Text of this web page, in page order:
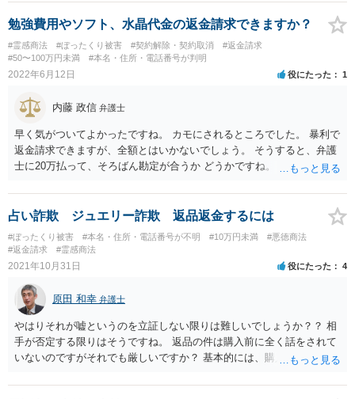
勉強費用やソフト、水晶代金の返金請求できますか？
#霊感商法 #ぼったくり被害 #契約解除・契約取消
#返金請求
#50〜100万円未満
#本名・住所・電話番号が判明
2022年6月12日 役にたった 1
内藤 政信 弁護士
早く気がついてよかったですね。 カモにされるところでした。 暴利で
返金請求できますが、全額とはいかないでしょう。 そうすると、弁護
士に20万払って、そろばん勘定が合うか どうかですね。 一度、低価格
占い詐欺 ジュエリー詐欺 返品返金するには
#ぼったくり被害 #本名・住所・電話番号が不明 #10万円未満
#悪徳商法
#返金請求
#霊感商法
2021年10月31日 役にたった 4
原田 和幸 弁護士
やはりそれが嘘というのを立証しない限りは難しいでしょうか？？ 相
手が否定する限りはそうですね。 返品の件は購入前に全く話をされて
いないのですがそれでも厳しいですか？ 基本的には、購入したのであ